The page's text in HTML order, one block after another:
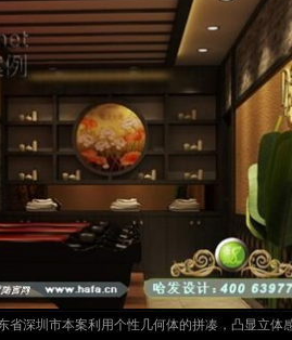
省深圳市本案利用个性几何体的拼凑，凸显立体